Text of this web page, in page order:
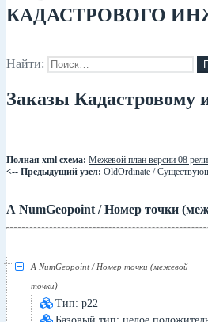
КАДАСТРОВОГО
Найти:
Заказы Кадастровому
Полная xml схема: Межевой план версии 08
<-- Предыдущий узел: OldOrdinate /
А NumGeopoint / Номер точки
А NumGeopoint / Номер точки (межевой
точки)
Тип: p22